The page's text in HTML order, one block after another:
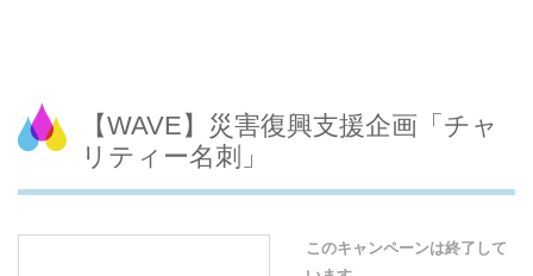
【WAVE】災害復興支援企画「チャ
リティー名刺」
このキャンペーンは終了して